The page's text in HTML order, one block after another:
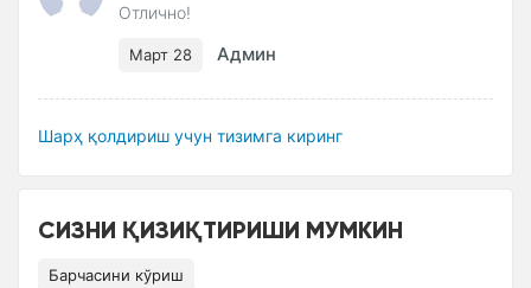
Отлично!
Март 28 Админ
Шарҳ қолдириш учун тизимга киринг
СИЗНИ ҚИЗИҚТИРИШИ МУМКИН
Барчасини кўриш